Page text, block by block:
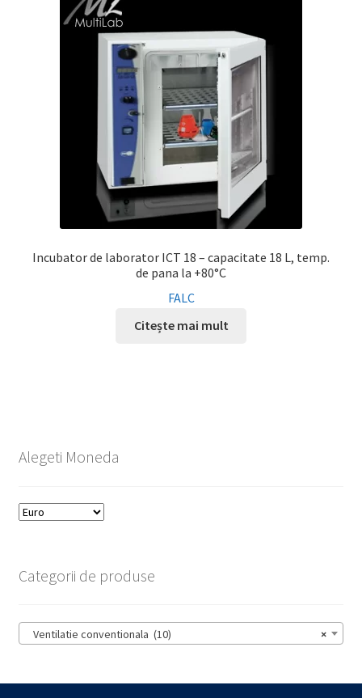
Incubator de laborator ICT 18 – capacitate 18 L, temp.
de pana la +80°C
FALC
Citește mai mult
Alegeti Moneda
Categorii de produse
×
Ventilatie conventionala (10)